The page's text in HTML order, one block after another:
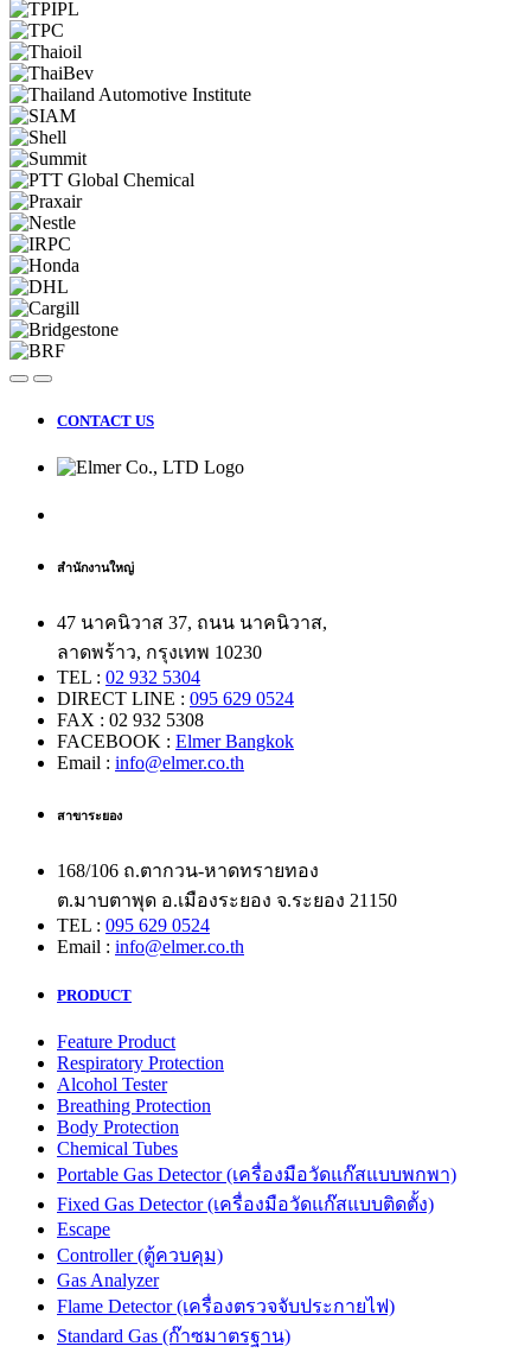
CONTACT US
สำนักงานใหญ่
47 นาคนิวาส 37, ถนน นาคนิวาส,
ลาดพร้าว, กรุงเทพ 10230
TEL : 02 932 5304
DIRECT LINE : 095 629 0524
FAX : 02 932 5308
FACEBOOK : Elmer Bangkok
Email : info@elmer.co.th
สาขาระยอง
168/106 ถ.ตากวน-หาดทรายทอง
ต.มาบตาพุด อ.เมืองระยอง จ.ระยอง 21150
TEL : 095 629 0524
Email : info@elmer.co.th
PRODUCT
Feature Product
Respiratory Protection
Alcohol Tester
Breathing Protection
Body Protection
Chemical Tubes
Portable Gas Detector (เครื่องมือวัดแก๊สแบบพกพา)
Fixed Gas Detector (เครื่องมือวัดแก๊สแบบติดตั้ง)
Escape
Controller (ตู้ควบคุม)
Gas Analyzer
Flame Detector (เครื่องตรวจจับประกายไฟ)
Standard Gas (ก๊าซมาตรฐาน)